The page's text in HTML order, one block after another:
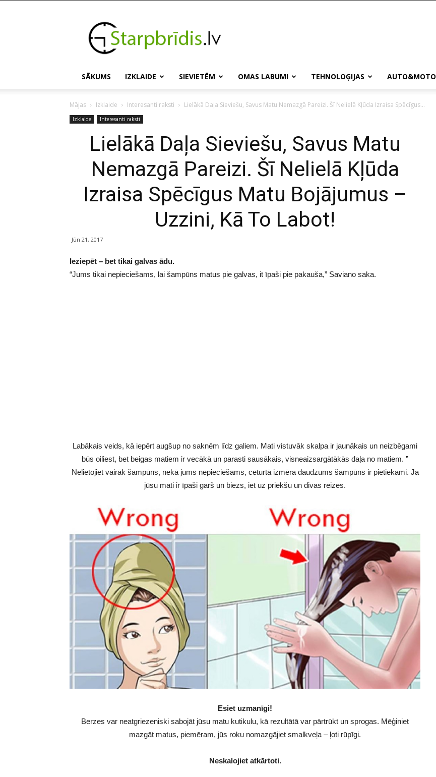
Starpbridis.lv
SĀKUMS IZKLAIDE SIEVIETĒM OMAS LABUMI TEHNOLOĢIJAS AUTO&MOTO
Mājas Izklaide Interesanti raksti Lielākā Daļa Sieviešu, Savus Matu Nemazgā Pareizi. Šī Nelielā Kļūda Izraisa Spēcīgus...
Izklaide Interesanti raksti
Lielākā Daļa Sieviešu, Savus Matu
Nemazgā Pareizi. Šī Nelielā Kļūda
Izraisa Spēcīgus Matu Bojājumus –
Uzzini, Kā To Labot!
Jūn 21, 2017
Ieziepēt – bet tikai galvas ādu.
“Jums tikai nepieciešams, lai šampūns matus pie galvas, it īpaši pie pakauša,” Saviano saka.
Labākais veids, kā iepērt augšup no saknēm līdz galiem. Mati vistuvāk skalpa ir jaunākais un neizbēgami
būs oiliest, bet beigas matiem ir vecākā un parasti sausākais, visneaizsargātākās daļa no matiem. ”
Nelietojiet vairāk šampūns, nekā jums nepieciešams, ceturtā izmēra daudzums šampūns ir pietiekami. Ja
jūsu mati ir īpaši garš un biezs, iet uz priekšu un divas reizes.
Esiet uzmanīgi!
Berzes var neatgriezeniski sabojāt jūsu matu kutikulu, kā rezultātā var pārtrūkt un sprogas. Mēģiniet
mazgāt matus, piemēram, jūs roku nomazgājiet smalkveļa – ļoti rūpīgi.
Neskalojiet atkārtoti.